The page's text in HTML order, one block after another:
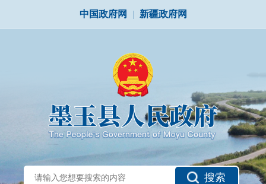
中国政府网 | 新疆政府网
搜索